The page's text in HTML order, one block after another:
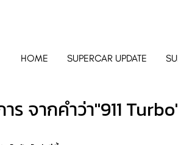
HOME SUPERCAR UPDATE
ร จากคำว่า"911